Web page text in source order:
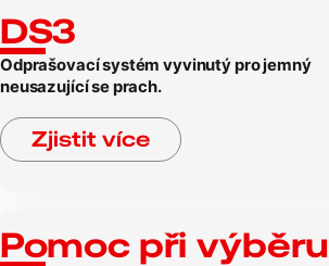
DS3
Odprašovací systém vyvinutý pro jemný
neusazující se prach.
Zjistit více
Pomoc při výběru